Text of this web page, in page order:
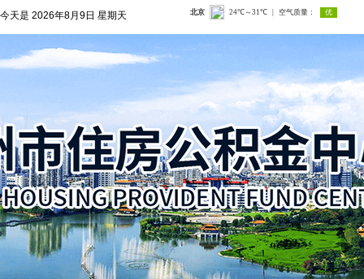
今天是 2026年8月9日 星期天